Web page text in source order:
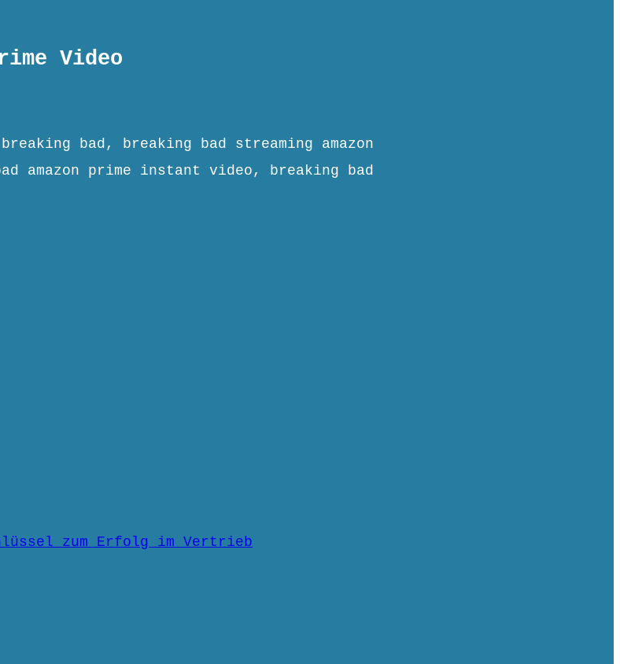
Video
bad, breaking bad streaming amazon
amazon prime instant video, breaking bad
zum Erfolg im Vertrieb